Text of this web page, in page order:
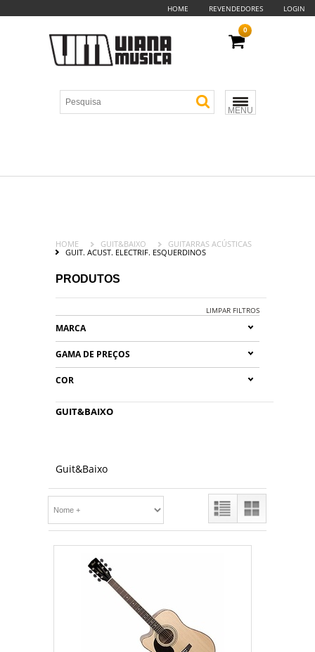
HOME REVENDEDORES LOGIN
MENU
0
HOME GUIT&BAIXO
GUITARRAS ACÚSTICAS
GUIT. ACUST. ELECTRIF. ESQUERDINOS
PRODUTOS
LIMPAR FILTROS
MARCA
GAMA DE PREÇOS
COR
GUIT&BAIXO
Guit&Baixo